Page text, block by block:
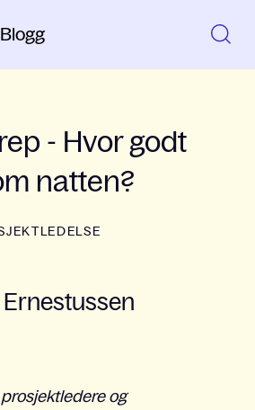
Blogg
- Hvor godt
natten?
og